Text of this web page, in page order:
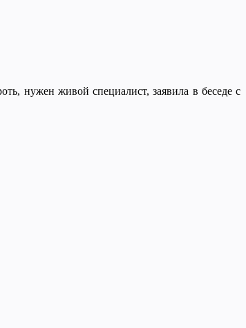
нужен живой специалист, заявила в беседе с